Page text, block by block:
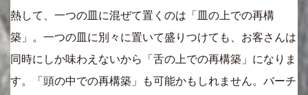
熱して、一つの皿に混ぜて置くのは「皿の上での再構
築」。一つの皿に別々に置いて盛りつけても、お客さんは
同時にしか味わえないから「舌の上での再構築」になりま
す。「頭の中での再構築」も可能かもしれません。バーチ